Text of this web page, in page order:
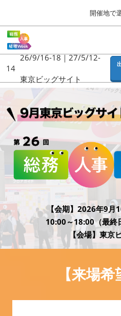
ッ
プ
し
て
進
to
close
the
menu.
開催地で
東京ビッグサ
東京
東京ビッグサ
2026年11月18
インテックス
名古屋
ポートメッセ
HR EXPO【オ
オンライン /
理想の管理職
東京ビッグサ
ー
ナ
ビ
ー
シ
を
折
り
た
26/9/16-18｜27/5/12-
14
東京ビッグサイト
【会期】2026年9月
10:00～18:00（最終
【会場】東京
【来場希